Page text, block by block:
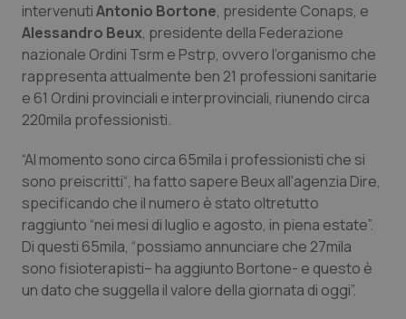
Provincia Autonoma di Trento
Puglia
Sardegna
Sicilia
Toscana
Umbria
Valle D’Aosta
Ipertensione & Scompenso
Malattie rare
Malattia di Crohn & Rettocolite Ulcerosa
Neuroscienze & patologie neurodegenerative
Obesità
Oftalmologia
Oncodermatologia
intervenutiAntonio Bortone, presidente Conaps, e
Alessandro Beux, presidente della Federazione
nazionale Ordini Tsrm e Pstrp, ovvero l’organismo che
rappresenta attualmente ben 21 professioni sanitarie
e 61 Ordini provinciali e interprovinciali, riunendo circa
220mila professionisti.
“Al momento sono circa 65mila i professionisti che si
sono preiscritti“, ha fatto sapere Beux all'agenzia Dire,
specificando che il numero è stato oltretutto
raggiunto “nei mesi di luglio e agosto, in piena estate”.
Di questi 65mila, “possiamo annunciare che 27mila
sono fisioterapisti– ha aggiunto Bortone- e questo è
un dato che suggella il valore della giornata di oggi”.